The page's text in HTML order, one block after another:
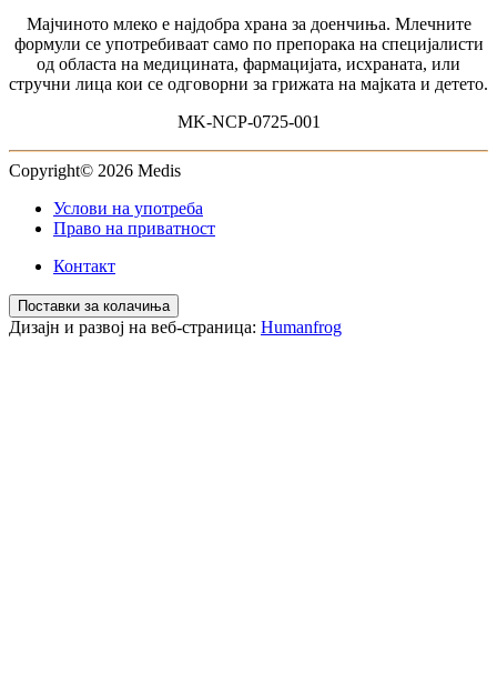
За доенчиња со алергија
Мајчиното млеко е најдобра храна за доенчиња. Млечните
формули се употребиваат само по препорака на специјалисти
од областа на медицината, фармацијата, исхраната, или
стручни лица кои се одговорни за грижата на мајката и детето.
MK-NCP-0725-001
Copyright© 2026 Medis
Услови на употреба
Право на приватност
Контакт
Поставки за колачиња
Дизајн и развој на веб-страница: Humanfrog